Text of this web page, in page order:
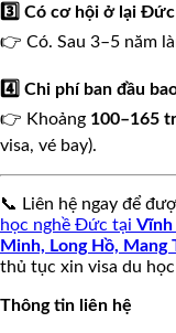
3️⃣ Có cơ hội ở lại
👉 Có. Sau 3–5 năm
4️⃣ Chi phí ban đầu
👉 Khoảng 100–165
visa, vé bay).
📞 Liên hệ ngay để
học nghề Đức tại Vĩnh
Minh, Long Hồ, Mang
thủ tục xin visa du
Thông tin liên hệ